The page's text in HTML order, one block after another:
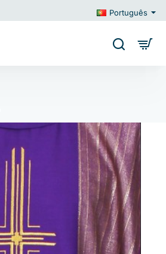
Português